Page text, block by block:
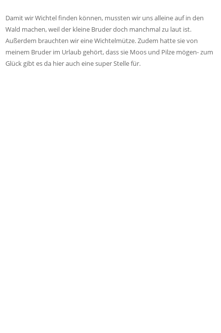
Damit wir Wichtel finden können, mussten wir uns alleine auf in den
Wald machen, weil der kleine Bruder doch manchmal zu laut ist.
Außerdem brauchten wir eine Wichtelmütze. Zudem hatte sie von
meinem Bruder im Urlaub gehört, dass sie Moos und Pilze mögen- zum
Glück gibt es da hier auch eine super Stelle für.